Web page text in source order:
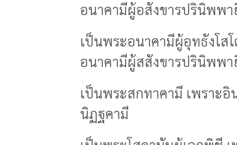
อนาคามีผู้อสังขารปรินิพพา
เป็นพระอนาคามีผู้อุทธังโส
อนาคามีผู้สสังขารปรินิพพา
เป็นพระสกทาคามี เพราะ
นิฏฐคามี